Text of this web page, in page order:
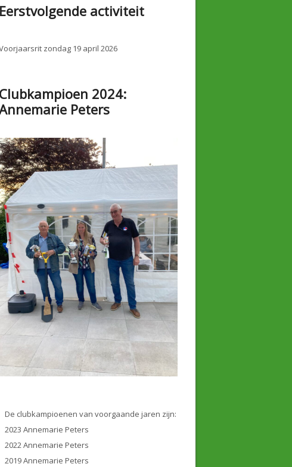
Eerstvolgende activiteit
zondag 19 april 2026
Clubkampioen 2024:
Peters
De clubkampioenen van voorgaande jaren zijn:
2023 Annemarie Peters
2022 Annemarie Peters
2019 Annemarie Peters